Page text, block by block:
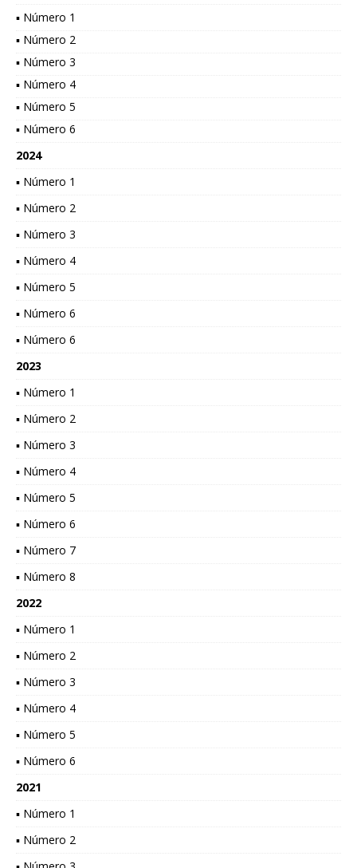
▪ Número 1
▪ Número 2
▪ Número 3
▪ Número 4
▪ Número 5
▪ Número 6
2024
▪ Número 1
▪ Número 2
▪ Número 3
▪ Número 4
▪ Número 5
▪ Número 6
▪ Número 6
2023
▪ Número 1
▪ Número 2
▪ Número 3
▪ Número 4
▪ Número 5
▪ Número 6
▪ Número 7
▪ Número 8
2022
▪ Número 1
▪ Número 2
▪ Número 3
▪ Número 4
▪ Número 5
▪ Número 6
2021
▪ Número 1
▪ Número 2